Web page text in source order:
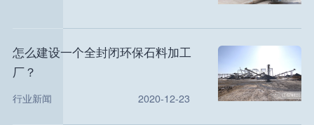
怎么建设一个全封闭环保石料加工
厂？
行业新闻 2020-12-23